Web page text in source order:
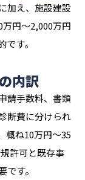
加え、施設建設
円〜2,000万円
す。
内訳
請手数料、書類
断費に分けられ
概ね10万円〜35
許可と既存事
す。